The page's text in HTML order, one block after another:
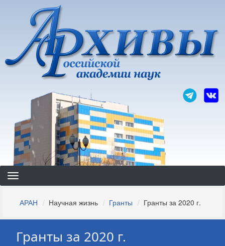
основному
содержанию
Строка
навигации
АРАН Научная жизнь Гранты Гранты за 2020 г.
Гранты за 2020 г.